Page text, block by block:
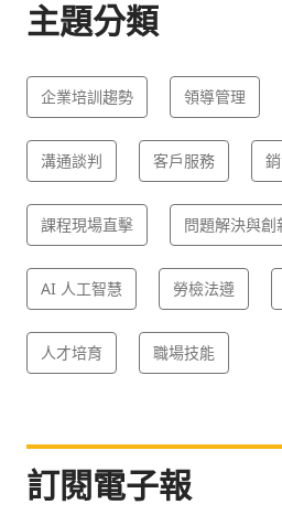
主題分類
企業培訓趨勢 領導管理
溝通談判 客戶服務
課程現場直擊 問題解決與創
AI 人工智慧 勞檢法遵
人才培育 職場技能
訂閱電子報